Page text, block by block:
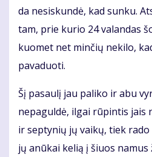
da ne­si­skun­dė, kad sun­ku.
tam, prie ku­rio 24 va­lan­das
kuo­met net min­čių ne­ki­lo,
pa­va­duo­ti.
Šį pa­sau­lį jau pa­li­ko ir abu
ne­pa­gul­dė, il­gai rū­pin­tis jais
ir sep­ty­nių jų vai­kų, tiek
jų anū­kai ke­lią į šiuos na­mus